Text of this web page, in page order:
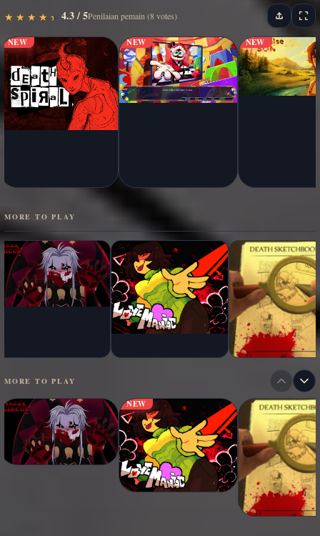
★
★ ★
★ ★
★ ★
★ ★★ 4.3 / 5Penilaian pemain (8 votes)
NEW NEW NEW
MORE TO PLAY
MORE TO PLAY
NEW